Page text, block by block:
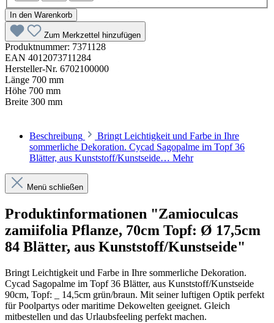
In den Warenkorb
Zum Merkzettel hinzufügen
Produktnummer: 7371128
EAN 4012073711284
Hersteller-Nr. 6702100000
Länge 700 mm
Höhe 700 mm
Breite 300 mm
Beschreibung
Bringt Leichtigkeit und Farbe in Ihre
sommerliche Dekoration. Cycad Sagopalme im Topf 36
Blätter, aus Kunststoff/Kunstseide… Mehr
Menü schließen
Produktinformationen "Zamioculcas
zamiifolia Pflanze, 70cm Topf: Ø 17,5cm
84 Blätter, aus Kunststoff/Kunstseide"
Bringt Leichtigkeit und Farbe in Ihre sommerliche Dekoration.
Cycad Sagopalme im Topf 36 Blätter, aus Kunststoff/Kunstseide
90cm, Topf: _ 14,5cm grün/braun. Mit seiner luftigen Optik perfekt
für Poolpartys oder maritime Dekowelten geeignet. Gleich
mitbestellen und das Urlaubsfeeling perfekt machen.